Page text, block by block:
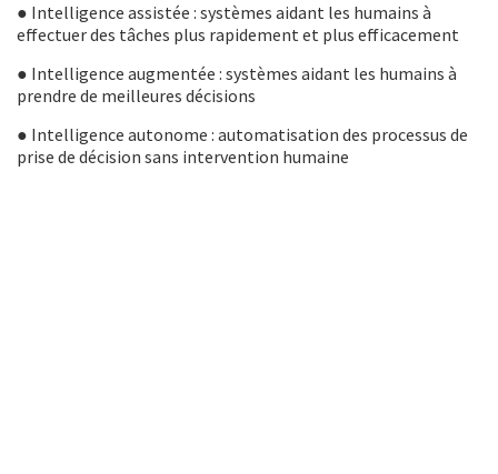
● Intelligence assistée : systèmes aidant les humains à
effectuer des tâches plus rapidement et plus efficacement
● Intelligence augmentée : systèmes aidant les humains à
prendre de meilleures décisions
● Intelligence autonome : automatisation des processus de
prise de décision sans intervention humaine